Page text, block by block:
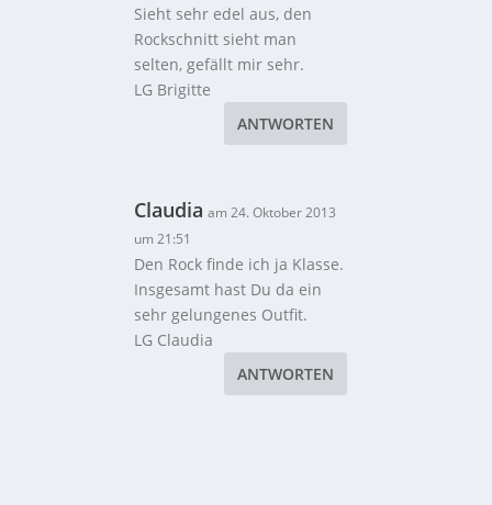
Sieht sehr edel aus, den
Rockschnitt sieht man
selten, gefällt mir sehr.
LG Brigitte
ANTWORTEN
Claudia am 24. Oktober 2013
um 21:51
Den Rock finde ich ja Klasse.
Insgesamt hast Du da ein
sehr gelungenes Outfit.
LG Claudia
ANTWORTEN